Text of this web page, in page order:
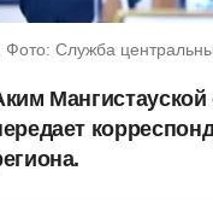
Фото: Служба